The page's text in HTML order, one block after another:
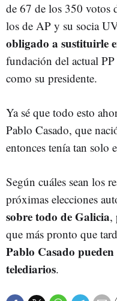
de 67 de los 350 votos
los de AP y su socia
obligado a sustituirle
fundación del actual
como su presidente.
Ya sé que todo esto
Pablo Casado, que
entonces tenía tan solo
Según cuáles sean los
próximas elecciones
sobre todo de Galicia,
que más pronto que
Pablo Casado
telediarios.